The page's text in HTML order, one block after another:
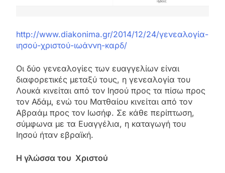
http://www.diakonima.gr/2014/12/24/γενεαλογία-
ιησού-χριστού-ιωάννη-καρδ/
Οι δύο γενεαλογίες των ευαγγελίων είναι
διαφορετικές μεταξύ τους, η γενεαλογία του
Λουκά κινείται από τον Ιησού προς τα πίσω προς
τον Αδάμ, ενώ του Ματθαίου κινείται από τον
Αβραάμ προς τον Ιωσήφ. Σε κάθε περίπτωση,
σύμφωνα με τα Ευαγγέλια, η καταγωγή του
Ιησού ήταν εβραϊκή.
Η γλώσσα του Χριστού